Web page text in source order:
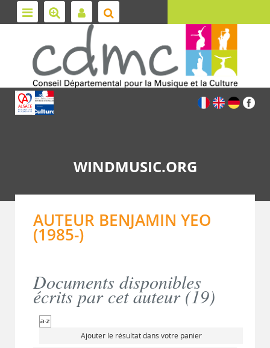
WINDMUSIC.ORG
AUTEUR BENJAMIN YEO
(1985-)
Documents disponibles
écrits par cet auteur (19)
Ajouter le résultat dans votre panier